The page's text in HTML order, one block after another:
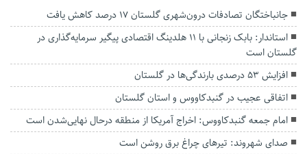
جانباختگان تصادفات درون‌شهری گلستان ۱۷ درصد کاهش یافت
استاندار: بابک زنجانی با ۱۱ هلدینگ اقتصادی پیگیر سرمایه‌گذاری در
گلستان است
افزایش ۵۳ درصدی بارندگی‌ها در گلستان
اتفاقی عجیب در‌ گنبدکاووس و استان گلستان
امام جمعه گنبدکاووس: اخراج آمریکا از منطقه درحال نهایی‌شدن است
صدای شهروند: تیرهای چراغ برق روشن است